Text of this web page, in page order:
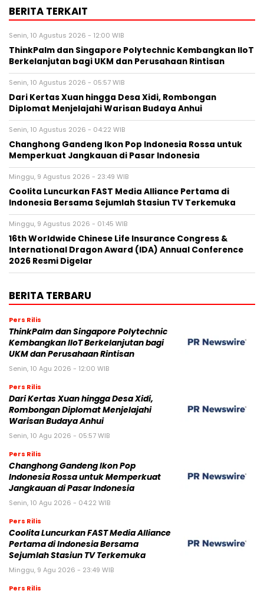
BERITA TERKAIT
Senin, 10 Agustus 2026 - 12:00 WIB
ThinkPalm dan Singapore Polytechnic Kembangkan IIoT
Berkelanjutan bagi UKM dan Perusahaan Rintisan
Senin, 10 Agustus 2026 - 05:57 WIB
Dari Kertas Xuan hingga Desa Xidi, Rombongan
Diplomat Menjelajahi Warisan Budaya Anhui
Senin, 10 Agustus 2026 - 04:22 WIB
Changhong Gandeng Ikon Pop Indonesia Rossa untuk
Memperkuat Jangkauan di Pasar Indonesia
Minggu, 9 Agustus 2026 - 23:49 WIB
Coolita Luncurkan FAST Media Alliance Pertama di
Indonesia Bersama Sejumlah Stasiun TV Terkemuka
Minggu, 9 Agustus 2026 - 01:45 WIB
16th Worldwide Chinese Life Insurance Congress &
International Dragon Award (IDA) Annual Conference
2026 Resmi Digelar
BERITA TERBARU
Pers Rilis
ThinkPalm dan Singapore Polytechnic
Kembangkan IIoT Berkelanjutan bagi
UKM dan Perusahaan Rintisan
Senin, 10 Agu 2026 - 12:00 WIB
Pers Rilis
Dari Kertas Xuan hingga Desa Xidi,
Rombongan Diplomat Menjelajahi
Warisan Budaya Anhui
Senin, 10 Agu 2026 - 05:57 WIB
Pers Rilis
Changhong Gandeng Ikon Pop
Indonesia Rossa untuk Memperkuat
Jangkauan di Pasar Indonesia
Senin, 10 Agu 2026 - 04:22 WIB
Pers Rilis
Coolita Luncurkan FAST Media Alliance
Pertama di Indonesia Bersama
Sejumlah Stasiun TV Terkemuka
Minggu, 9 Agu 2026 - 23:49 WIB
Pers Rilis